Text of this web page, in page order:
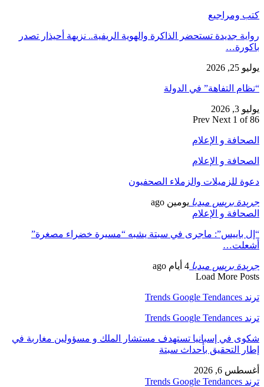
كتب ومراجيع
رواية جديدة تستحضر الذاكرة والهوية الريفية.. نزيهة أحيذار تصدر
باكورة…
يوليو 25, 2026
“نظام التفاهة” في الدولة
يوليو 3, 2026
Prev Next 1 of 86
الصحافة و الإعلام
الصحافة و الإعلام
دعوة للزميلات والزملاء الصحفيون
جريدة بريس ميديا يومين ago
الصحافة و الإعلام
“إل باييس”: ماجرى في سبتة يشبه “مسيرة خضراء مصغرة”
أشعلت…
جريدة بريس ميديا 4 أيام ago
Load More Posts
ترند Trends Google Tendances
ترند Trends Google Tendances
شكوى في إسبانيا تستهدف مستشار الملك و مسؤولين مغاربة في
إطار التحقيق بأحداث سبتة
أغسطس 6, 2026
ترند Trends Google Tendances